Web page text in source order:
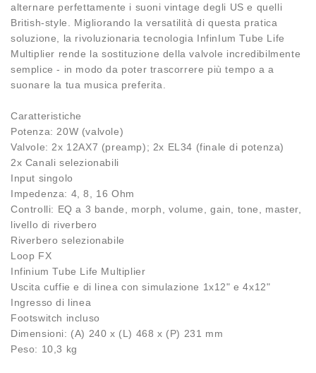
alternare perfettamente i suoni vintage degli US e quelli
British-style. Migliorando la versatilità di questa pratica
soluzione, la rivoluzionaria tecnologia InfinIum Tube Life
Multiplier rende la sostituzione della valvole incredibilmente
semplice - in modo da poter trascorrere più tempo a a
suonare la tua musica preferita.
Caratteristiche
Potenza: 20W (valvole)
Valvole: 2x 12AX7 (preamp); 2x EL34 (finale di potenza)
2x Canali selezionabili
Input singolo
Impedenza: 4, 8, 16 Ohm
Controlli: EQ a 3 bande, morph, volume, gain, tone, master,
livello di riverbero
Riverbero selezionabile
Loop FX
Infinium Tube Life Multiplier
Uscita cuffie e di linea con simulazione 1x12" e 4x12"
Ingresso di linea
Footswitch incluso
Dimensioni: (A) 240 x (L) 468 x (P) 231 mm
Peso: 10,3 kg